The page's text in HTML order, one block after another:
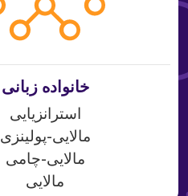
خانواده زبانی
استرانزیایی
مالایی-پولینزی
مالایی-چامی
مالایی